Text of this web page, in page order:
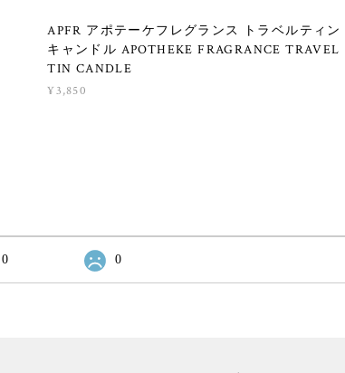
APFR アポテーケフレグランス トラベルティン
キャンドル APOTHEKE FRAGRANCE TRAVEL
TIN CANDLE
¥3,850
0 0